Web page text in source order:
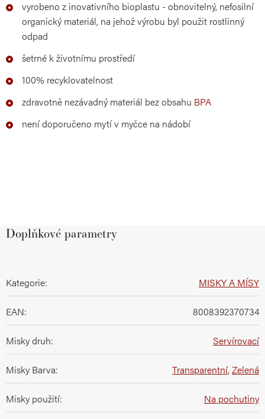
vyrobeno z inovativního bioplastu - obnovitelný, nefosilní
organický materiál, na jehož výrobu byl použit rostlinný
odpad
šetrné k životnímu prostředí
100% recyklovatelnost
zdravotně nezávadný materiál bez obsahu BPA
není doporučeno mytí v myčce na nádobí
Doplňkové parametry
Kategorie: MISKY A MÍSY
EAN: 8008392370734
Misky druh: Servírovací
Misky Barva: Transparentní,Zelená
Misky použití: Na pochutiny